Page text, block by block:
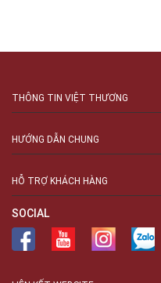
THÔNG TIN VIỆT THƯƠNG
HƯỚNG DẪN CHUNG
HỖ TRỢ KHÁCH HÀNG
SOCIAL